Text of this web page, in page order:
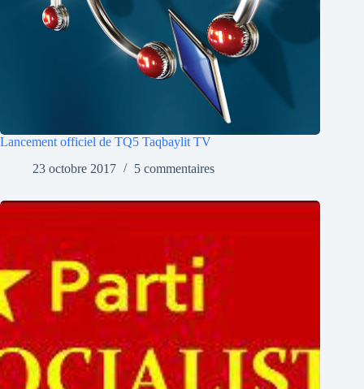
Lancement officiel de TQ5 Taqbaylit TV
23 octobre 2017
5 commentaires